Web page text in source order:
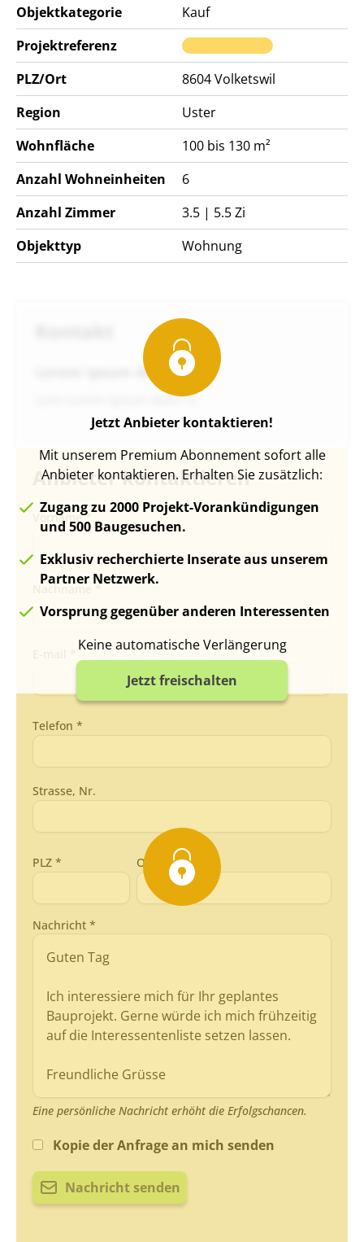
Objektkategorie
Kauf
Projektreferenz
PLZ/Ort
8604Volketswil
Region
Uster
Wohnfläche
100 bis 130 m²
Anzahl Wohneinheiten
6
Anzahl Zimmer
3.5 | 5.5 Zi
Objekttyp
Wohnung
Lorem ipsum do
Lore Lorem ipsum dolor si
Jetzt Anbieter kontaktieren!
Mit unserem Premium Abonnement sofort alle
Anbieter kontaktieren. Erhalten Sie zusätzlich:
Zugang zu 2000 Projekt-Vorankündigungen
und 500 Baugesuchen.
Exklusiv recherchierte Inserate aus unserem
Partner Netzwerk.
Vorsprung gegenüber anderen Interessenten
Keine automatische Verlängerung
Jetzt freischalten
Anbieter kontaktieren
Vorname *
Nachname *
Telefon *
Strasse, Nr.
PLZ * Ort *
Nachricht *
Eine persönliche Nachricht erhöht die Erfolgschancen.
Kopie der Anfrage an mich senden
Nachricht senden